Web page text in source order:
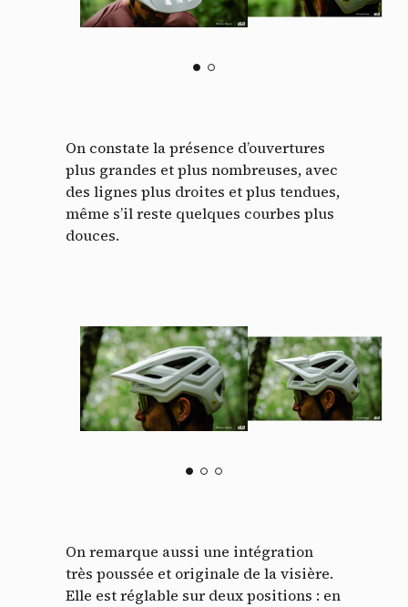
On constate la présence d’ouvertures
plus grandes et plus nombreuses, avec
des lignes plus droites et plus tendues,
même s’il reste quelques courbes plus
douces.
On remarque aussi une intégration
très poussée et originale de la visière.
Elle est réglable sur deux positions : en